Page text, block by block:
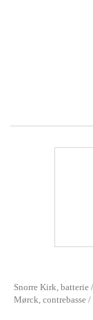
Snorre Kirk, batterie
Mørck, contrebasse